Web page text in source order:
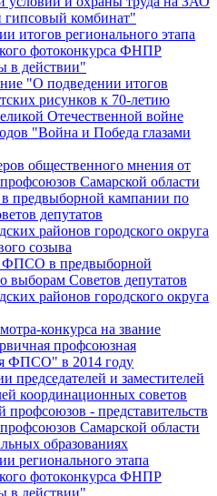
гипсовый комбинат"
итогов регионального этапа
фотоконкурса ФНПР
в действии"
"О подведении итогов
рисунков к 70-летию
Отечественной войне
"Война и Победа глазами
общественного мнения от
Самарской области
предвыборной кампании по
депутатов
районов городского округа
созыва
ФПСО в предвыборной
выборам Советов депутатов
районов городского округа
конкурса на звание
профсоюзная
ФПСО" в 2014 году
председателей и заместителей
координационных советов
профсоюзов - представительств
Самарской области
образованиях
регионального этапа
фотоконкурса ФНПР
в действии"